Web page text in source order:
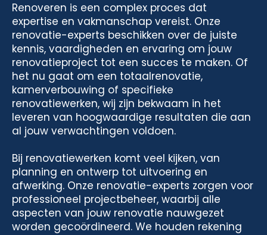
Renoveren is een complex proces dat
expertise en vakmanschap vereist. Onze
renovatie-experts beschikken over de juiste
kennis, vaardigheden en ervaring om jouw
renovatieproject tot een succes te maken. Of
het nu gaat om een totaalrenovatie,
kamerverbouwing of specifieke
renovatiewerken, wij zijn bekwaam in het
leveren van hoogwaardige resultaten die aan
al jouw verwachtingen voldoen.
Bij renovatiewerken komt veel kijken, van
planning en ontwerp tot uitvoering en
afwerking. Onze renovatie-experts zorgen voor
professioneel projectbeheer, waarbij alle
aspecten van jouw renovatie nauwgezet
worden gecoördineerd. We houden rekening